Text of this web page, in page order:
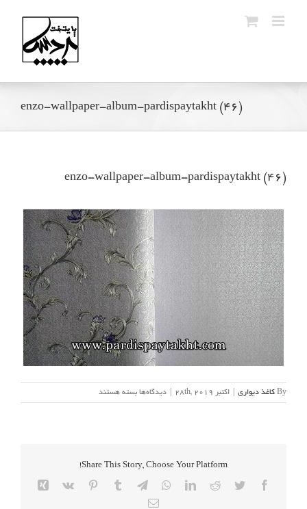
enzo-wallpaper-album-pardispaytakht (46)
enzo-wallpaper-album-pardispaytakht (46)
By کاغذ دیواری اکتبر 28th, 2019 دیدگاه‌ها برای
enzo-
بسته هستند
Share This Story, Choose Your Platform!
Facebook
Twitter
Reddit
LinkedIn
WhatsApp
Telegram
Tumblr
Pinterest
Vk
Email